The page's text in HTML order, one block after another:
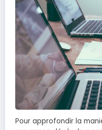
Pour approfondir la